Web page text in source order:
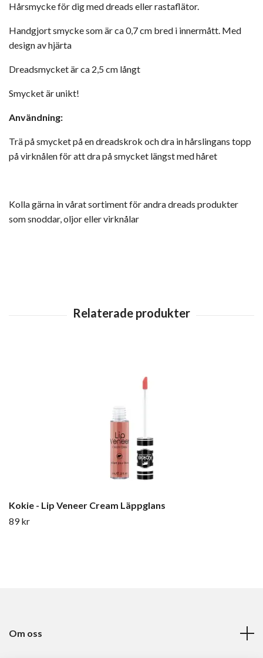
Hårsmycke för dig med dreads eller rastaflätor.
Handgjort smycke som är ca 0,7 cm bred i innermått. Med
design av hjärta
Dreadsmycket är ca 2,5 cm långt
Smycket är unikt!
Användning:
Trä på smycket på en dreadskrok och dra in hårslingans topp
på virknålen för att dra på smycket längst med håret
Kolla gärna in vårat sortiment för andra dreads produkter
som snoddar, oljor eller virknålar
Kokie - Lip Veneer Cream Läppglans
89 kr
Om oss